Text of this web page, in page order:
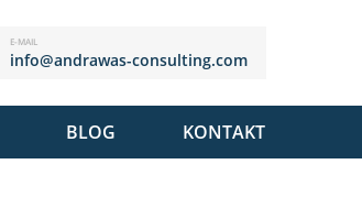
E-MAIL
info@andrawas-consulting.com
BLOG KONTAKT